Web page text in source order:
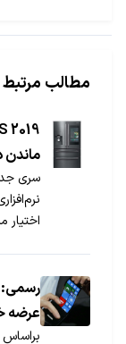
مطالب مرتبط
سری
اختیار
عرضه